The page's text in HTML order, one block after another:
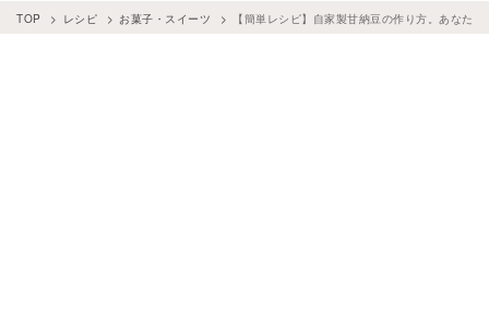
TOP レシピ お菓子・スイーツ 【簡単レシピ】自家製甘納豆の作り方。あなた